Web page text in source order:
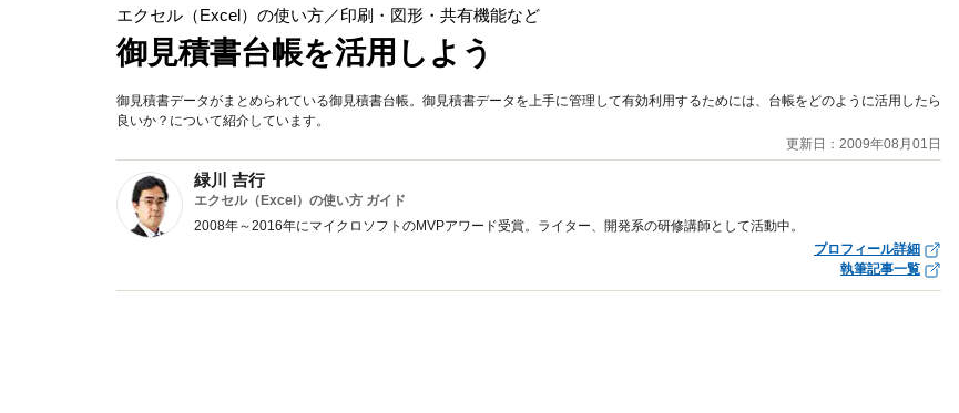
エクセル（Excel）の使い方／印刷・図形・共有機能など
御見積書台帳を活用しよう
御見積書データがまとめられている御見積書台帳。御見積書データを上手に管理して有効利用するためには、台帳をどのように活用したら
良いか？について紹介しています。
更新日：2009年08月01日
緑川 吉行
エクセル（Excel）の使い方 ガイド
2008年～2016年にマイクロソフトのMVPアワード受賞。ライター、開発系の研修講師として活動中。
プロフィール詳細
執筆記事一覧